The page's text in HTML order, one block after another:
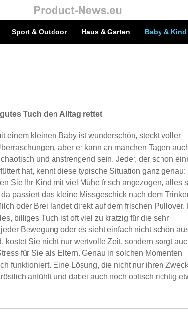
Sport & Outdoor Haus & Garten Baby & Kind
Tuch den Alltag rettet
einem kleinen Baby ist wunderschön, steckt voller
aber er kann an manchen Tagen
und anstrengend sein. Jeder, der schon
hat, kennt diese typische Situation ganz genau:
Sie Ihr Kind mit viel Mühe frisch angezogen, alles
da passiert das kleine Missgeschick nach dem
oder Brei landet direkt auf dem frischen Pullover.
billiges Tuch ist oft viel zu kratzig für die sehr
Bewegung oder es sieht einfach nicht schön
kostet Sie nicht nur wertvolle Zeit, sondern sorgt
für Sie als Eltern. Genau in solchen Momenten
funktioniert. Eine Lösung, die nicht nur ihren Zweck
anfühlt und dabei auch noch optisch richtig